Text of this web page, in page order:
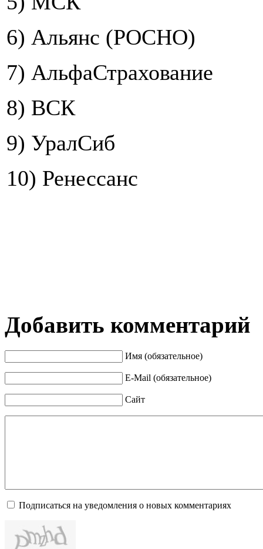
6) Альянс (РОСНО)
7) АльфаСтрахование
8) ВСК
9) УралСиб
10) Ренессанс
Добавить комментарий
Имя (обязательное)
E-Mail (обязательное)
Сайт
Подписаться на уведомления о новых комментариях